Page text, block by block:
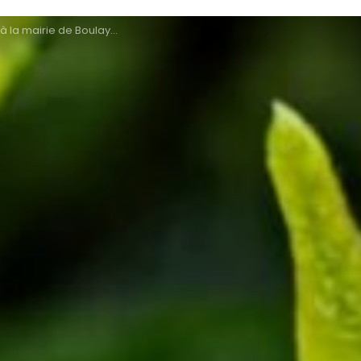
Moselle ont-ils les idées vertes ?